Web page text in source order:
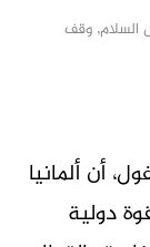
, وقف
أن ألمانيا
دولية